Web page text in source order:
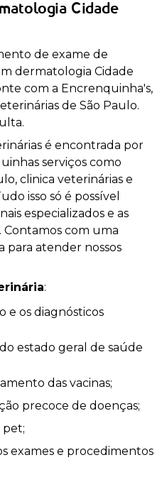
Cidade
de exame de
dermatologia Cidade
com a Encrenquinha's,
de São Paulo.
é encontrada por
serviços como
clinica veterinárias e
isso só é possível
especializados e as
Contamos com uma
atender nossos
:
das vacinas;
precoce de doenças;
pet;